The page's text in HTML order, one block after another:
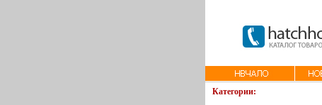
Категории: